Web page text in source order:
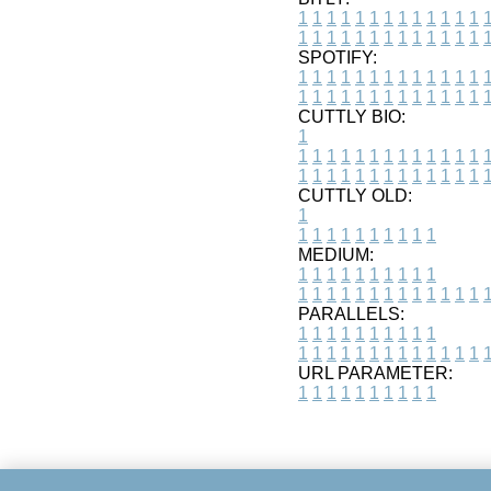
1 1 1 1 1 1 1 1 1 1 1 1 1 1
1 1 1 1 1 1 1 1 1 1 1 1 1 1
SPOTIFY:
1 1 1 1 1 1 1 1 1 1 1 1 1 1
1 1 1 1 1 1 1 1 1 1 1 1 1 1
CUTTLY BIO:
1
1 1 1 1 1 1 1 1 1 1 1 1 1 1
1 1 1 1 1 1 1 1 1 1 1 1 1 1
CUTTLY OLD:
1
1 1 1 1 1 1 1 1 1 1
MEDIUM:
1 1 1 1 1 1 1 1 1 1
1 1 1 1 1 1 1 1 1 1 1 1 1 1
PARALLELS:
1 1 1 1 1 1 1 1 1 1
1 1 1 1 1 1 1 1 1 1 1 1 1 1
URL PARAMETER:
1 1 1 1 1 1 1 1 1 1